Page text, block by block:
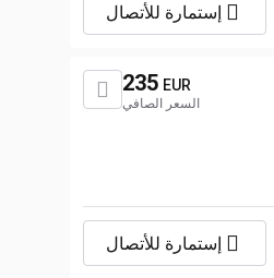
إستمارة للأتصال
235 EUR
السعر الصافي
إستمارة للأتصال